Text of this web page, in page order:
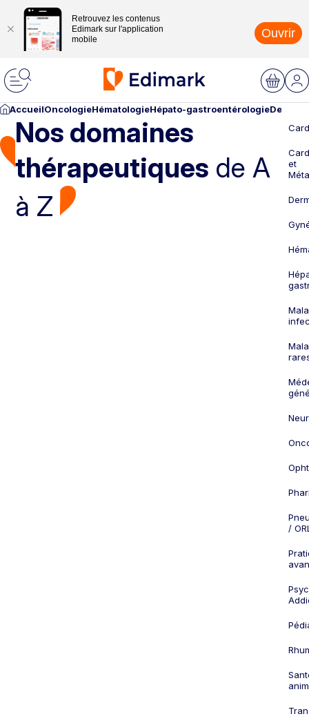
Retrouvez les contenus
Edimark sur l'application
mobile
Ouvrir
AccueilOncologieHématologieHépato-gastroentérologie
Nos domaines
thérapeutiques de A
à Z
et
/